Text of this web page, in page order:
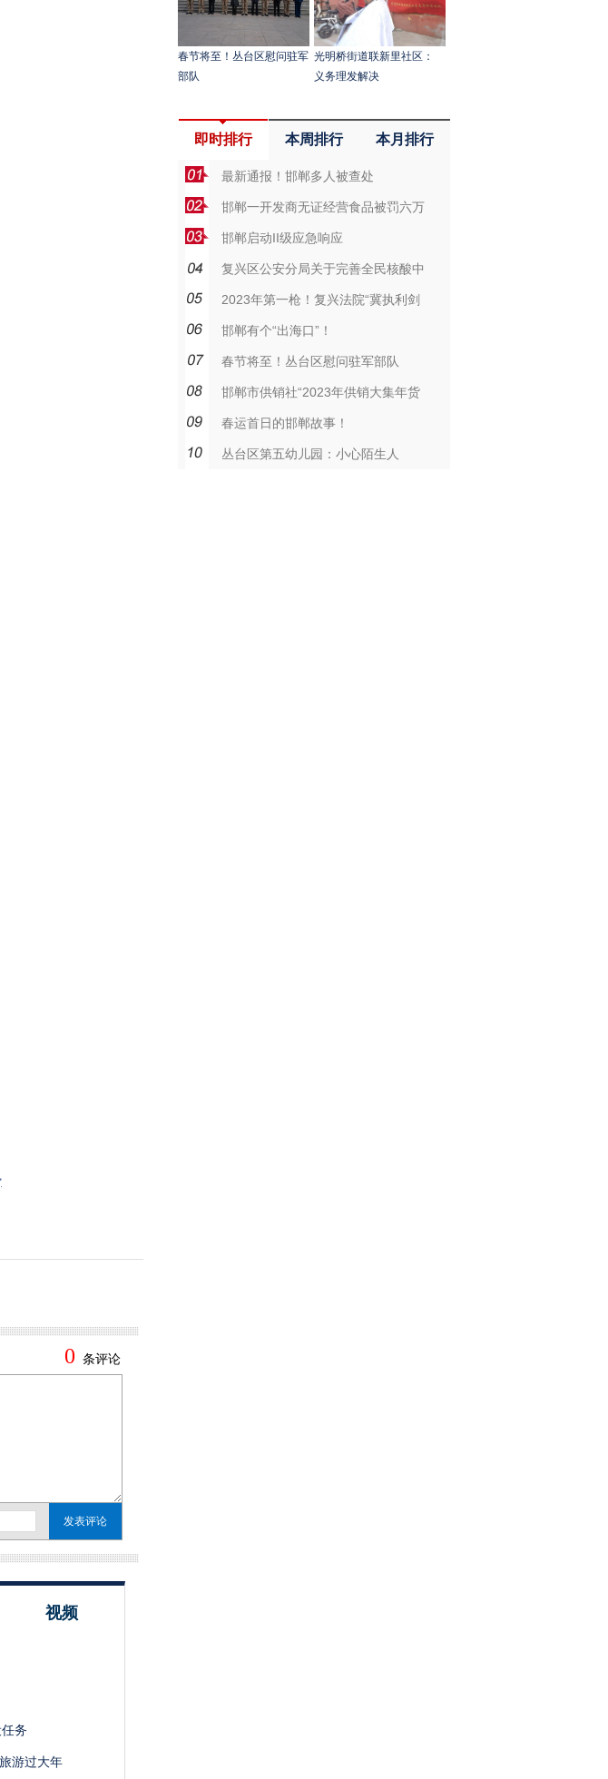
视频
务
游过大年
春节将至！丛台区慰问驻军
部队
光明桥街道联新里社区：
义务理发解决
即时排行 本周排行 本月排行
最新通报！邯郸多人被查处
邯郸一开发商无证经营食品被罚六万
邯郸启动II级应急响应
复兴区公安分局关于完善全民核酸中
2023年第一枪！复兴法院“冀执利剑
邯郸有个“出海口”！
春节将至！丛台区慰问驻军部队
邯郸市供销社“2023年供销大集年货
春运首日的邯郸故事！
丛台区第五幼儿园：小心陌生人